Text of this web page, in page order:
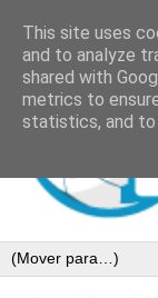
This site uses
and to analyze
shared with
metrics to
statistics, and to